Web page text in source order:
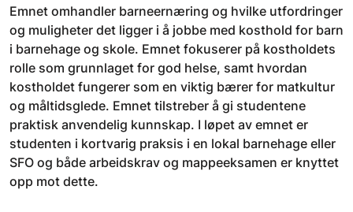
Emnet omhandler barneernæring og hvilke utfordringer
og muligheter det ligger i å jobbe med kosthold for barn
i barnehage og skole. Emnet fokuserer på kostholdets
rolle som grunnlaget for god helse, samt hvordan
kostholdet fungerer som en viktig bærer for matkultur
og måltidsglede. Emnet tilstreber å gi studentene
praktisk anvendelig kunnskap. I løpet av emnet er
studenten i kortvarig praksis i en lokal barnehage eller
SFO og både arbeidskrav og mappeeksamen er knyttet
opp mot dette.